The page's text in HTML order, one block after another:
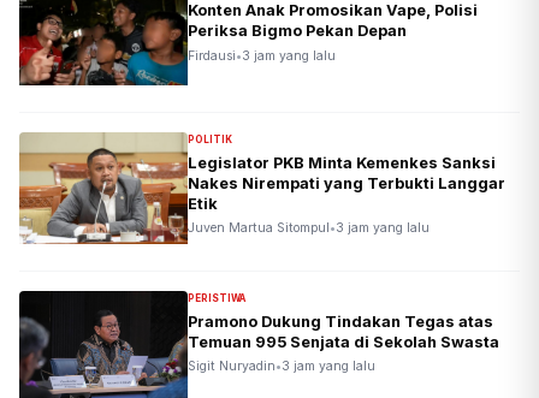
Konten Anak Promosikan Vape, Polisi
Periksa Bigmo Pekan Depan
Firdausi•3 jam yang lalu
POLITIK
Legislator PKB Minta Kemenkes Sanksi
Nakes Nirempati yang Terbukti Langgar
Etik
Juven Martua Sitompul •3 jam yang lalu
PERISTIWA
Pramono Dukung Tindakan Tegas atas
Temuan 995 Senjata di Sekolah Swasta
Sigit Nuryadin•3 jam yang lalu